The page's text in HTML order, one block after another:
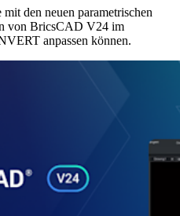
den neuen parametrischen
von BricsCAD V24 im
anpassen können.